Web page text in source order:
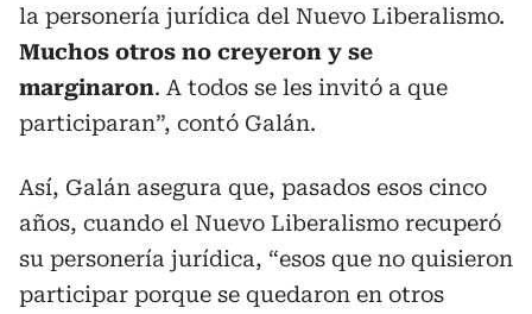
la personería jurídica del Nuevo Liberalismo.
Muchos otros no creyeron y se
marginaron. A todos se les invitó a que
participaran”, contó Galán.
Así, Galán asegura que, pasados esos cinco
años, cuando el Nuevo Liberalismo recuperó
su personería jurídica, “esos que no quisieron
participar porque se quedaron en otros